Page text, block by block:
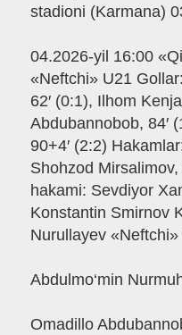
stadioni (Karmana)
04.2026-yil 16:00
«Neftchi» U21
62′ (0:1), Ilhom
Abdubannobob, 84′
90+4′ (2:2)
Shohzod
hakami: Sevdiyor
Konstantin Smirnov
Nurullayev
Abdulmo‘min
Omadillo